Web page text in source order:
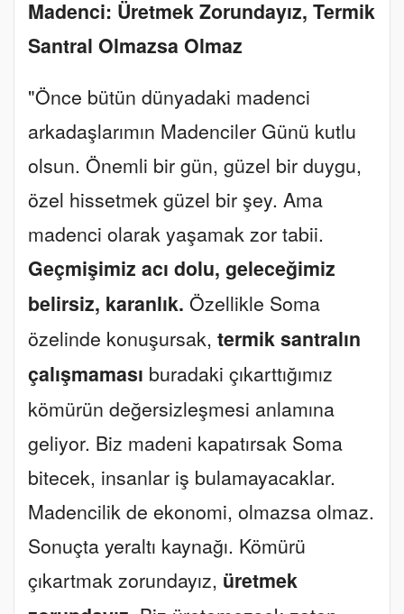
Madenci: Üretmek Zorundayız, Termik
Santral Olmazsa Olmaz
"Önce bütün dünyadaki madenci
arkadaşlarımın Madenciler Günü kutlu
olsun. Önemli bir gün, güzel bir duygu,
özel hissetmek güzel bir şey. Ama
madenci olarak yaşamak zor tabii.
Geçmişimiz acı dolu, geleceğimiz
belirsiz, karanlık. Özellikle Soma
özelinde konuşursak, termik santralın
çalışmaması buradaki çıkarttığımız
kömürün değersizleşmesi anlamına
geliyor. Biz madeni kapatırsak Soma
bitecek, insanlar iş bulamayacaklar.
Madencilik de ekonomi, olmazsa olmaz.
Sonuçta yeraltı kaynağı. Kömürü
çıkartmak zorundayız, üretmek